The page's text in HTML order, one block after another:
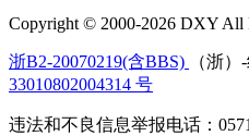
Copyright © 2000-2026 DXY All
浙B2-20070219(含BBS) （浙
33010802004314 号
违法和不良信息举报电话：